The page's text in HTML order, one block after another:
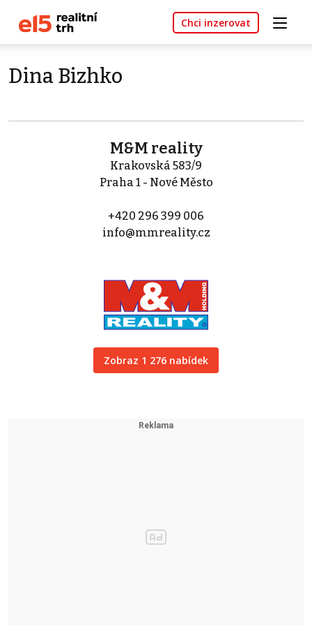
Chci inzerovat
Dina Bizhko
M&M reality
Krakovská 583/9
Praha 1 - Nové Město
+420 296 399 006
info@mmreality.cz
Zobraz 1 276 nabídek